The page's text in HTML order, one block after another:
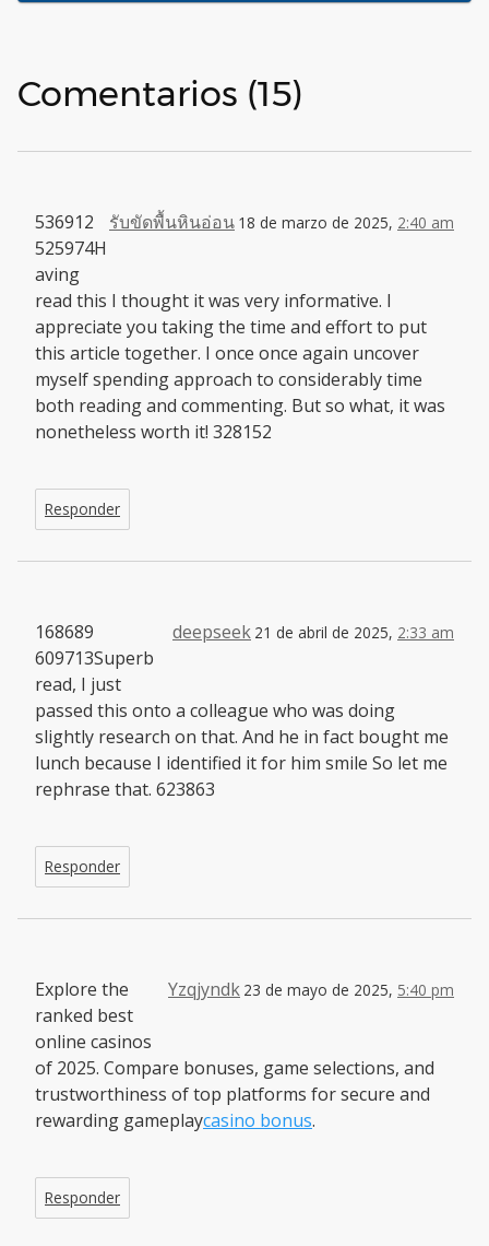
Comentarios (15)
รับขัดพื้นหินอ่อน 18 de marzo de 2025, 2:40 am
536912
525974H
aving
read this I thought it was very informative. I
appreciate you taking the time and effort to put
this article together. I once once again uncover
myself spending approach to considerably time
both reading and commenting. But so what, it was
nonetheless worth it! 328152
Responder
deepseek 21 de abril de 2025, 2:33 am
168689
609713Superb
read, I just
passed this onto a colleague who was doing
slightly research on that. And he in fact bought me
lunch because I identified it for him smile So let me
rephrase that. 623863
Responder
Yzqjyndk 23 de mayo de 2025, 5:40 pm
Explore the
ranked best
online casinos
of 2025. Compare bonuses, game selections, and
trustworthiness of top platforms for secure and
rewarding gameplaycasino bonus.
Responder